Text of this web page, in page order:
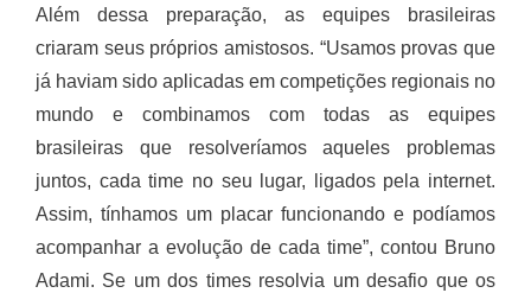
Além dessa preparação, as equipes brasileiras
criaram seus próprios amistosos. “Usamos provas que
já haviam sido aplicadas em competições regionais no
mundo e combinamos com todas as equipes
brasileiras que resolveríamos aqueles problemas
juntos, cada time no seu lugar, ligados pela internet.
Assim, tínhamos um placar funcionando e podíamos
acompanhar a evolução de cada time”, contou Bruno
Adami. Se um dos times resolvia um desafio que os